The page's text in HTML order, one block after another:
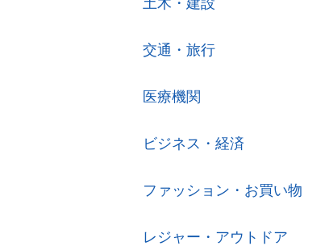
土木・建設
交通・旅行
医療機関
ビジネス・経済
ファッション・お買い物
レジャー・アウトドア